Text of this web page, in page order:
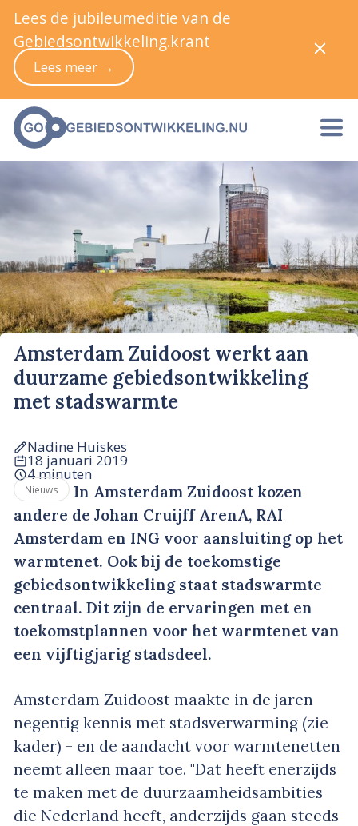
Amsterdam Zuidoost werkt aan
duurzame gebiedsontwikkeling
met stadswarmte
Nadine Huiskes
18 januari 2019
4 minuten
Nieuws
In Amsterdam Zuidoost kozen
andere de Johan Cruijff ArenA, RAI
Amsterdam en ING voor aansluiting op het
warmtenet. Ook bij de toekomstige
gebiedsontwikkeling staat stadswarmte
centraal. Dit zijn de ervaringen met en
toekomstplannen voor het warmtenet van
een vijftigjarig stadsdeel.
Amsterdam Zuidoost maakte in de jaren
negentig kennis met stadsverwarming (zie
kader) - en de aandacht voor warmtenetten
neemt alleen maar toe. "Dat heeft enerzijds
te maken met de duurzaamheidsambities
die Nederland heeft, anderzijds gaan steeds
Lees de jubileumeditie van de
Gebiedsontwikkeling.krant
Lees meer →